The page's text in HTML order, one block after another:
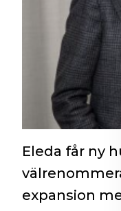
Eleda får ny
expansion